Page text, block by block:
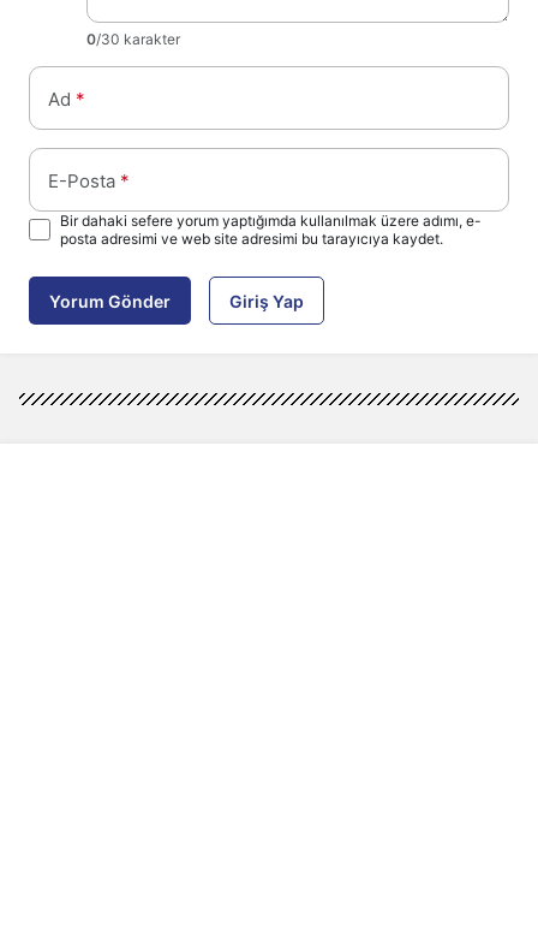
0/30 karakter
Ad *
E-Posta *
Bir dahaki sefere yorum yaptığımda kullanılmak üzere adımı, e-
posta adresimi ve web site adresimi bu tarayıcıya kaydet.
Yorum Gönder Giriş Yap